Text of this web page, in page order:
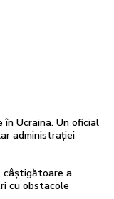
Ucraina. Un oficial
administrației
câștigătoare a
cu obstacole